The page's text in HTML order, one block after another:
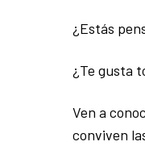
¿Estás
¿Te gusta
Ven a
conviven